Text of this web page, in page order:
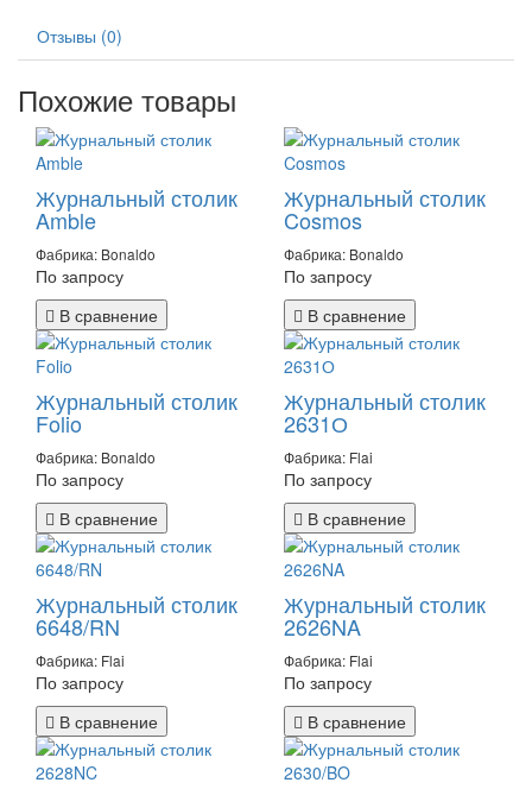
Отзывы (0)
Похожие товары
Журнальный столик
Amble
Фабрика: Bonaldo
По запросу
В сравнение
Журнальный столик
Cosmos
Фабрика: Bonaldo
По запросу
В сравнение
Журнальный столик
Folio
Фабрика: Bonaldo
По запросу
В сравнение
Журнальный столик
2631О
Фабрика: Flai
По запросу
В сравнение
Журнальный столик
6648/RN
Фабрика: Flai
По запросу
В сравнение
Журнальный столик
2626NA
Фабрика: Flai
По запросу
В сравнение